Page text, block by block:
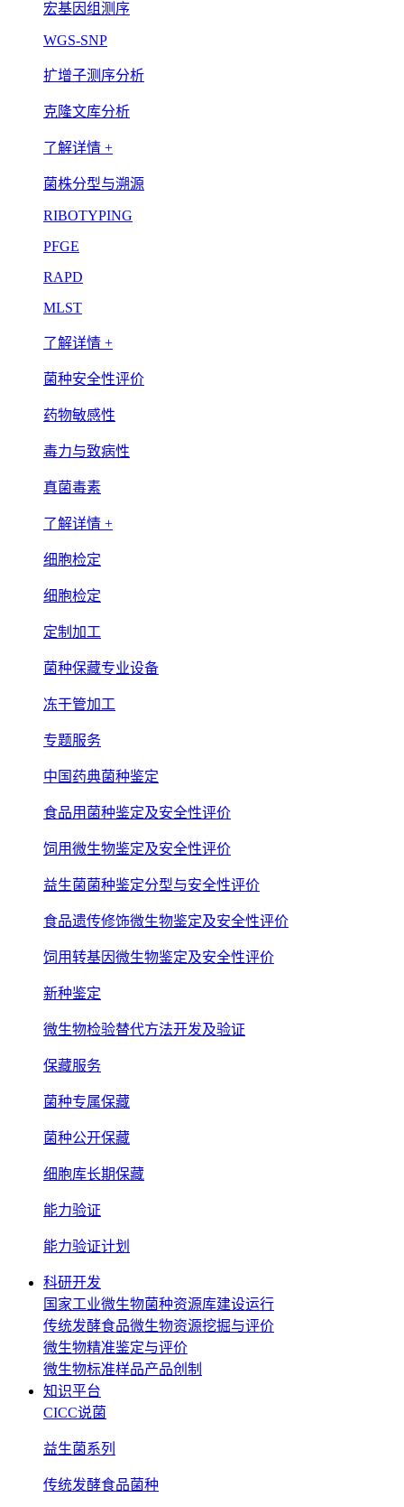
宏基因组测序
WGS-SNP
扩增子测序分析
克隆文库分析
了解详情 +
菌株分型与溯源
RIBOTYPING
PFGE
RAPD
MLST
了解详情 +
菌种安全性评价
药物敏感性
毒力与致病性
真菌毒素
了解详情 +
细胞检定
细胞检定
定制加工
菌种保藏专业设备
冻干管加工
专题服务
中国药典菌种鉴定
食品用菌种鉴定及安全性评价
饲用微生物鉴定及安全性评价
益生菌菌种鉴定分型与安全性评价
食品遗传修饰微生物鉴定及安全性评价
饲用转基因微生物鉴定及安全性评价
新种鉴定
微生物检验替代方法开发及验证
保藏服务
菌种专属保藏
菌种公开保藏
细胞库长期保藏
能力验证
能力验证计划
科研开发
国家工业微生物菌种资源库建设运行
传统发酵食品微生物资源挖掘与评价
微生物精准鉴定与评价
微生物标准样品产品创制
知识平台
CICC说菌
益生菌系列
传统发酵食品菌种